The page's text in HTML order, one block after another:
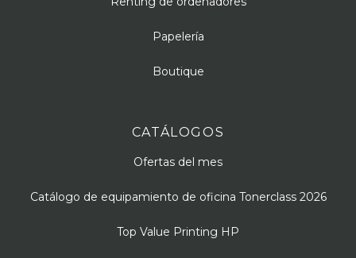
Papelería
Boutique
CATÁLOGOS
Ofertas del mes
Catálogo de equipamiento de oficina Tonerclass 2026
Top Value Printing HP